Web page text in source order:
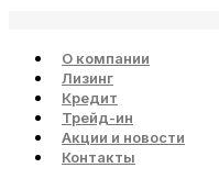
О компании
Лизинг
Кредит
Трейд-ин
Акции и новости
Контакты